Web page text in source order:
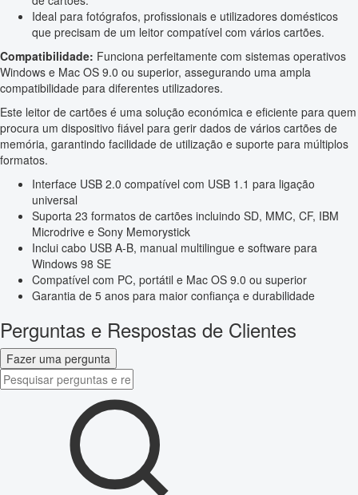
Ideal para fotógrafos, profissionais e utilizadores domésticos
que precisam de um leitor compatível com vários cartões.
Compatibilidade: Funciona perfeitamente com sistemas operativos
Windows e Mac OS 9.0 ou superior, assegurando uma ampla
compatibilidade para diferentes utilizadores.
Este leitor de cartões é uma solução económica e eficiente para quem
procura um dispositivo fiável para gerir dados de vários cartões de
memória, garantindo facilidade de utilização e suporte para múltiplos
formatos.
Interface USB 2.0 compatível com USB 1.1 para ligação
universal
Suporta 23 formatos de cartões incluindo SD, MMC, CF, IBM
Microdrive e Sony Memorystick
Inclui cabo USB A-B, manual multilingue e software para
Windows 98 SE
Compatível com PC, portátil e Mac OS 9.0 ou superior
Garantia de 5 anos para maior confiança e durabilidade
Perguntas e Respostas de Clientes
Fazer uma pergunta